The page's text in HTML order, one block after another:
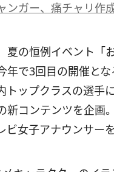
ンガー、痛チャリ作
夏の恒例イベント「
年で3回目の開催と
トップクラスの選手
新コンテンツを企画
ビ女子アナウンサー